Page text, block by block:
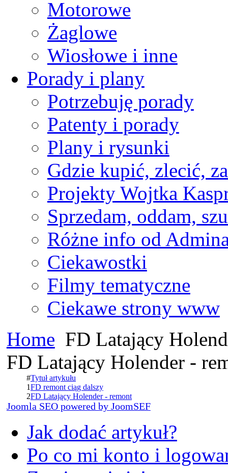
Motorowe
Żaglowe
Wiosłowe i inne
Porady i plany
Potrzebuję porady
Patenty i porady
Plany i rysunki
Gdzie kupić, zlecić,
Projekty Wojtka
Sprzedam, oddam,
Różne info od
Ciekawostki
Filmy tematyczne
Ciekawe strony www
Home FD Latający
FD Latający Holender -
#Tytuł artykułu
1FD remont ciąg dalszy
2FD Latający Holender - remont
Joomla SEO powered by JoomSEF
Jak dodać artykuł?
Po co mi konto i